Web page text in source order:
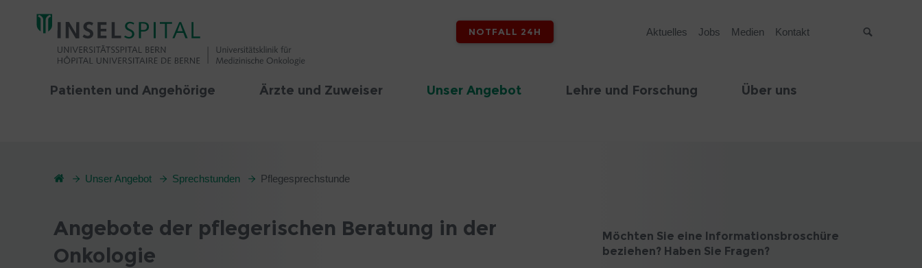
NOTFALL 24H Aktuelles Jobs Medien Kontakt
Patienten und Angehörige Ärzte und Zuweiser Unser Angebot Lehre und Forschung Über uns
Unser Angebot Sprechstunden Pflegesprechstunde
Angebote der pflegerischen Beratung in der
Onkologie
Möchten Sie eine Informationsbroschüre
beziehen? Haben Sie Fragen?